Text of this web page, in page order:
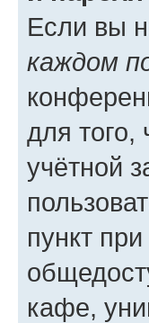
Если вы
каждом
для того,
учётной
пункт
кафе,